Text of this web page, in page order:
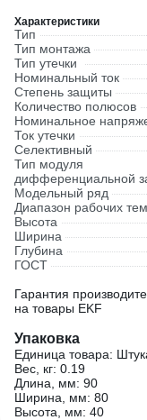
Характеристики
Тип
Тип монтажа
Тип утечки
Номинальный ток
Степень защиты
Количество полюсов
Номинальное
Ток утечки
Селективный
Тип модуля
дифференциальной
Модельный ряд
Диапазон рабочих
Высота
Ширина
Глубина
ГОСТ
Гарантия
на товары EKF
Упаковка
Единица товара:
Вес, кг: 0.19
Длина, мм: 90
Ширина, мм: 80
Высота, мм: 40